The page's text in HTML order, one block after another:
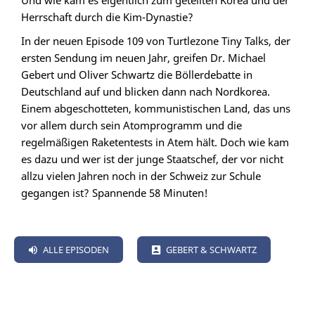
Herrschaft durch die Kim-Dynastie?
In der neuen Episode 109 von Turtlezone Tiny Talks, der
ersten Sendung im neuen Jahr, greifen Dr. Michael
Gebert und Oliver Schwartz die Böllerdebatte in
Deutschland auf und blicken dann nach Nordkorea.
Einem abgeschotteten, kommunistischen Land, das uns
vor allem durch sein Atomprogramm und die
regelmäßigen Raketentests in Atem hält. Doch wie kam
es dazu und wer ist der junge Staatschef, der vor nicht
allzu vielen Jahren noch in der Schweiz zur Schule
gegangen ist? Spannende 58 Minuten!
ALLE EPISODEN GEBERT & SCHWARTZ